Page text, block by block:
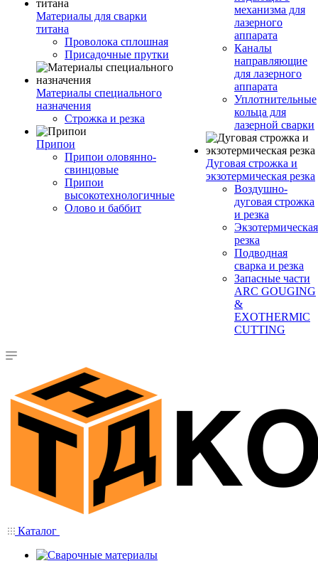
Материалы для сварки
титана
Проволока сплошная
Присадочные прутки
Материалы специального
назначения
Строжка и резка
Припои
Припои оловянно-
свинцовые
Припои
высокотехнологичные
Олово и баббит
механизма для
лазерного
аппарата
Каналы
направляющие
для лазерного
аппарата
Уплотнительные
кольца для
лазерной сварки
Дуговая строжка и
экзотермическая резка
Воздушно-
дуговая строжка
и резка
Экзотермическая
резка
Подводная
сварка и резка
Запасные части
ARC GOUGING
&
EXOTHERMIC
CUTTING
Каталог